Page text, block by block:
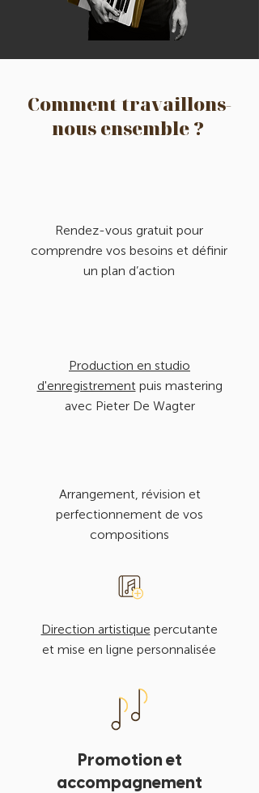
hauteur de votre ambition
artistique
Comment travaillons-
nous ensemble ?
Rendez-vous gratuit pour
comprendre vos besoins et définir
un plan d’action
Production en studio
d'enregistrementpuis mastering
avec Pieter De Wagter
Arrangement, révision et
perfectionnement de vos
compositions
Direction artistique percutante
et mise en ligne personnalisée
Promotion et
accompagnement